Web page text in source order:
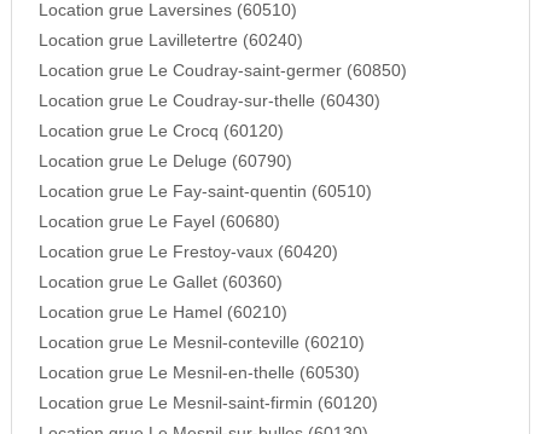
Location grue Laversines (60510)
Location grue Lavilletertre (60240)
Location grue Le Coudray-saint-germer (60850)
Location grue Le Coudray-sur-thelle (60430)
Location grue Le Crocq (60120)
Location grue Le Deluge (60790)
Location grue Le Fay-saint-quentin (60510)
Location grue Le Fayel (60680)
Location grue Le Frestoy-vaux (60420)
Location grue Le Gallet (60360)
Location grue Le Hamel (60210)
Location grue Le Mesnil-conteville (60210)
Location grue Le Mesnil-en-thelle (60530)
Location grue Le Mesnil-saint-firmin (60120)